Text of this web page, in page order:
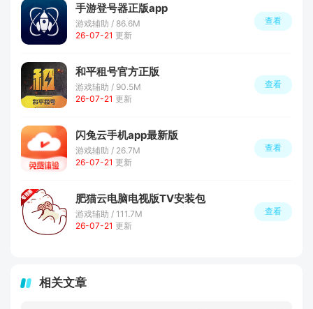
手游登号器正版app
游戏辅助 / 86.6M
26-07-21 更新
查看
和平租号官方正版
游戏辅助 / 90.5M
26-07-21 更新
查看
闪兔云手机app最新版
游戏辅助 / 26.7M
26-07-21 更新
查看
肥猫云电脑电视版TV安装包
游戏辅助 / 111.7M
26-07-21 更新
查看
相关文章